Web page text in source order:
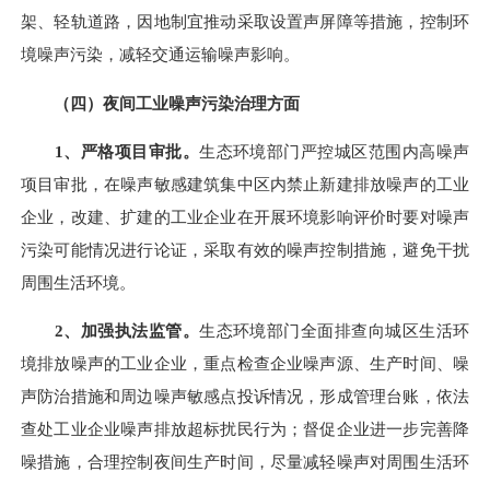
架、轻轨道路，因地制宜推动采取设置声屏障等措施，控制环
境噪声污染，减轻交通运输噪声影响。
（四）夜间工业噪声污染治理方面
1、严格项目审批。生态环境部门严控城区范围内高噪声
项目审批，在噪声敏感建筑集中区内禁止新建排放噪声的工业
企业，改建、扩建的工业企业在开展环境影响评价时要对噪声
污染可能情况进行论证，采取有效的噪声控制措施，避免干扰
周围生活环境。
2、加强执法监管。生态环境部门全面排查向城区生活环
境排放噪声的工业企业，重点检查企业噪声源、生产时间、噪
声防治措施和周边噪声敏感点投诉情况，形成管理台账，依法
查处工业企业噪声排放超标扰民行为；督促企业进一步完善降
噪措施，合理控制夜间生产时间，尽量减轻噪声对周围生活环